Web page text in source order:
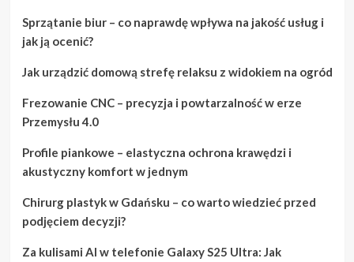
Sprzątanie biur – co naprawdę wpływa na jakość usług i
jak ją ocenić?
Jak urządzić domową strefę relaksu z widokiem na ogród
Frezowanie CNC – precyzja i powtarzalność w erze
Przemysłu 4.0
Profile piankowe – elastyczna ochrona krawędzi i
akustyczny komfort w jednym
Chirurg plastyk w Gdańsku – co warto wiedzieć przed
podjęciem decyzji?
Za kulisami AI w telefonie Galaxy S25 Ultra: Jak